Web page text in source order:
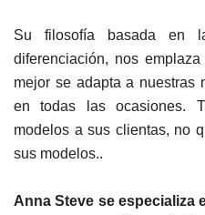
Su filosofía basada en
diferenciación, nos
mejor se adapta a nuestras
en todas las ocasiones.
modelos a sus clientas, no
sus modelos..
Anna Steve se especializa